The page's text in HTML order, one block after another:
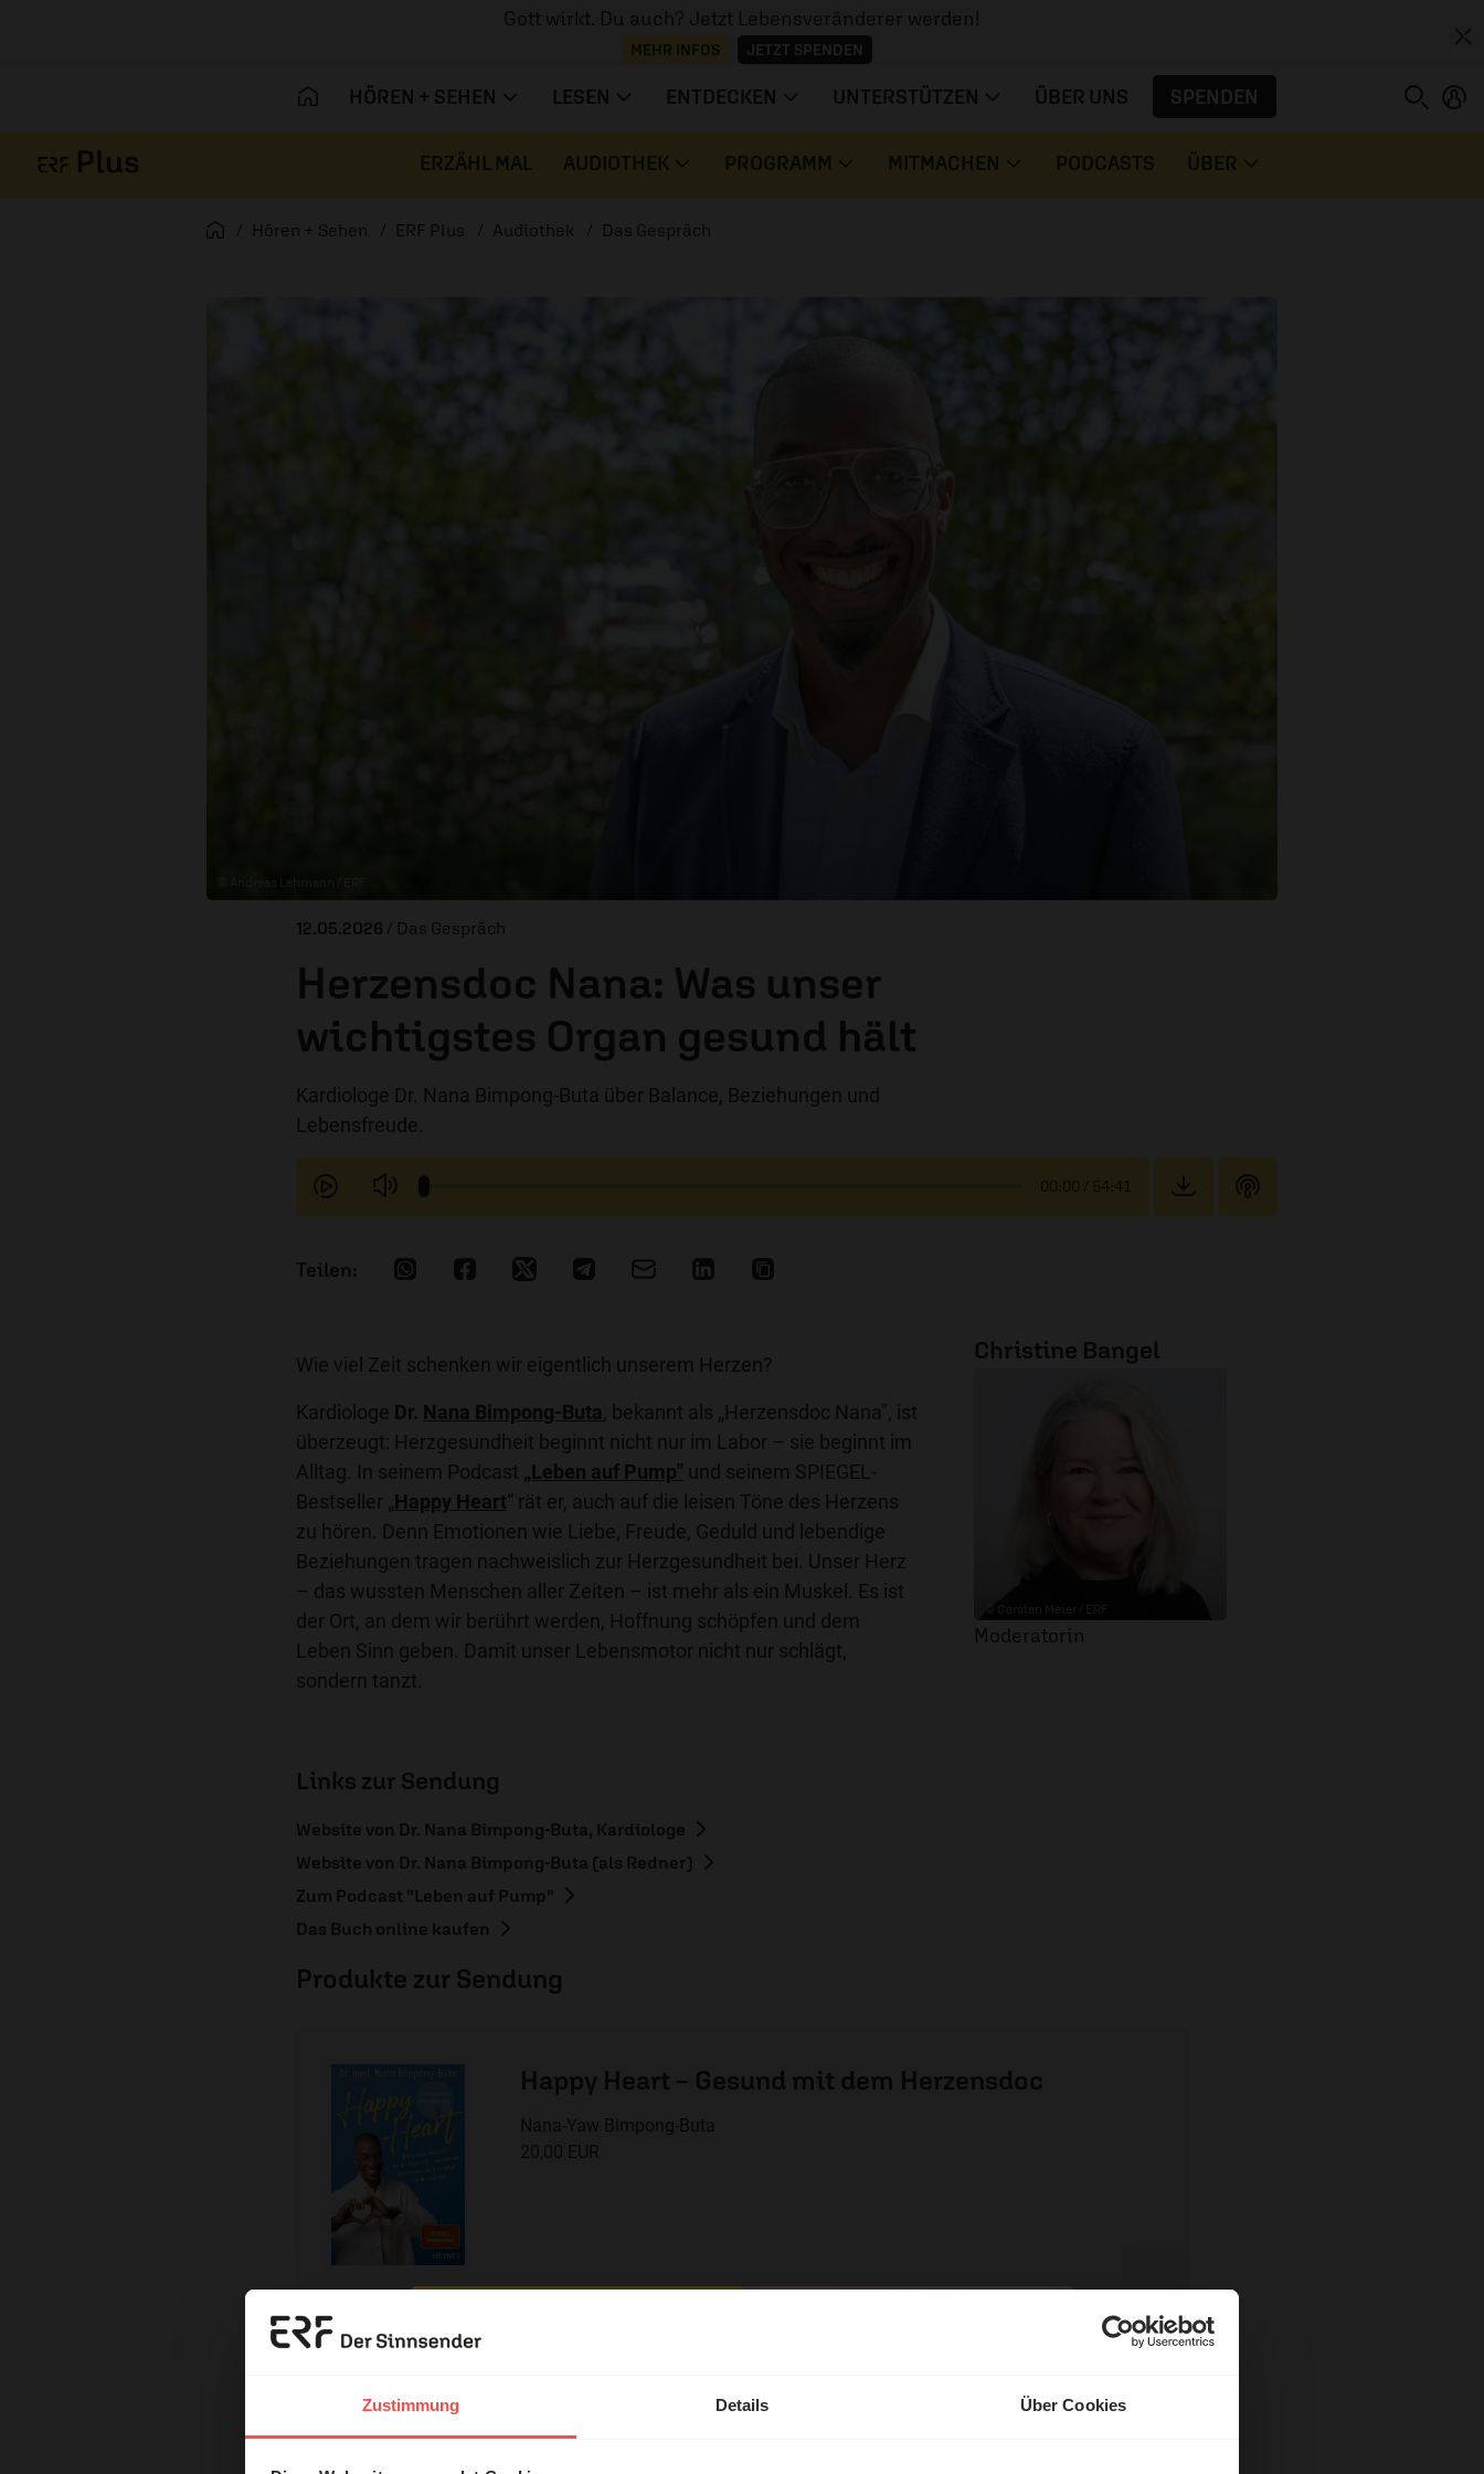
Zustimmung Details Über Cookies
Gott wirkt. Du auch? Jetzt Lebensveränderer werden!
MEHR INFOS JETZT SPENDEN
HÖREN + SEHEN LESEN ENTDECKEN UNTERSTÜTZEN ÜBER UNS SPENDEN
ERZÄHL MAL AUDIOTHEK PROGRAMM MITMACHEN PODCASTS ÜBER
Startseite
Hören + Sehen ERF Plus Audiothek Das Gespräch
12.05.2026 / Das Gespräch
Herzensdoc Nana: Was unser
wichtigstes Organ gesund hält
Kardiologe Dr. Nana Bimpong-Buta über Balance, Beziehungen und
Lebensfreude.
00:00 / 54:41
Wie viel Zeit schenken wir eigentlich unserem Herzen?
Kardiologe Dr. Nana Bimpong-Buta , bekannt als „Herzensdoc Nana", ist
überzeugt: Herzgesundheit beginnt nicht nur im Labor – sie beginnt im
Alltag. In seinem Podcast „Leben auf Pump" und seinem SPIEGEL-
Bestseller „Happy Heart“ rät er, auch auf die leisen Töne des Herzens
zu hören. Denn Emotionen wie Liebe, Freude, Geduld und lebendige
Beziehungen tragen nachweislich zur Herzgesundheit bei. Unser Herz
– das wussten Menschen aller Zeiten – ist mehr als ein Muskel. Es ist
der Ort, an dem wir berührt werden, Hoffnung schöpfen und dem
Leben Sinn geben. Damit unser Lebensmotor nicht nur schlägt,
sondern tanzt.
Christine Bangel
© Carsten Meier / ERF
Moderatorin
Links zur Sendung
Website von Dr. Nana Bimpong-Buta, Kardiologe
Website von Dr. Nana Bimpong-Buta (als Redner)
Zum Podcast "Leben auf Pump"
Das Buch online kaufen
Produkte zur Sendung
Happy Heart – Gesund mit dem Herzensdoc
Nana-Yaw Bimpong-Buta
20,00 EUR
Mit einer Bestellung in unserem Shop unterstützen Sie die Arbeit des ERF.
Dossier zum Thema: „Herzlich“
Erzähl mal!
Das erleben unsere Hörerinnen
und Hörer mit Gott ...